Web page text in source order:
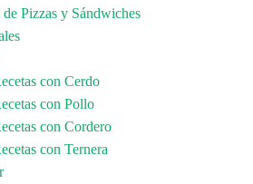
de Pizzas y Sándwiches
con Cerdo
con Pollo
con Cordero
con Ternera